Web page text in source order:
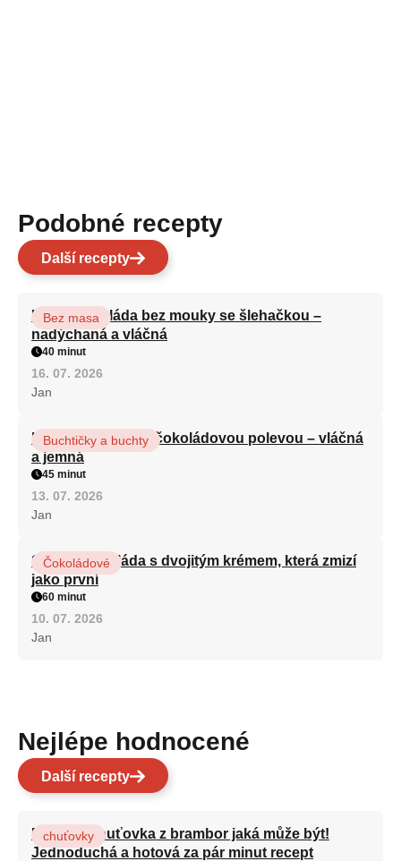
Podobné recepty
Další recepty
Kakaová roláda bez mouky se šlehačkou –
nadýchaná a vláčná
Bez masa
40 minut
16. 07. 2026
Jan
Kefírová buchta s čokoládovou polevou – vláčná
a jemná
Buchtičky a buchty
45 minut
13. 07. 2026
Jan
Sametová roláda s dvojitým krémem, která zmizí
jako první
Čokoládové
60 minut
10. 07. 2026
Jan
Nejlépe hodnocené
Další recepty
Nejlepší chuťovka z brambor jaká může být!
Jednoduchá a hotová za pár minut recept
chuťovky